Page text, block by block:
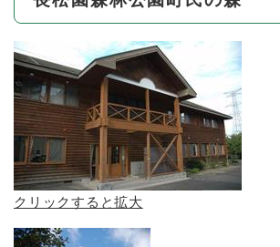
クリックすると拡大